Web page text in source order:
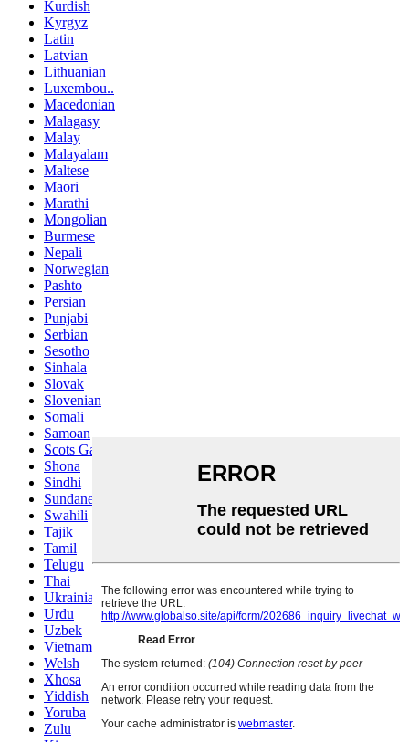
Kurdish
Kyrgyz
Latin
Latvian
Lithuanian
Luxembou..
Macedonian
Malagasy
Malay
Malayalam
Maltese
Maori
Marathi
Mongolian
Burmese
Nepali
Norwegian
Pashto
Persian
Punjabi
Serbian
Sesotho
Sinhala
Slovak
Slovenian
Somali
Samoan
Scots Gaelic
Shona
Sindhi
Sundanese
Swahili
Tajik
Tamil
Telugu
Thai
Ukrainian
Urdu
Uzbek
Vietnamese
Welsh
Xhosa
Yiddish
Yoruba
Zulu